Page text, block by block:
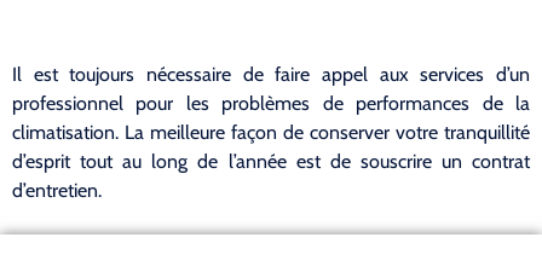
Il est toujours nécessaire de faire appel aux services d’un
professionnel pour les problèmes de performances de la
climatisation. La meilleure façon de conserver votre tranquillité
d’esprit tout au long de l’année est de souscrire un contrat
d’entretien.